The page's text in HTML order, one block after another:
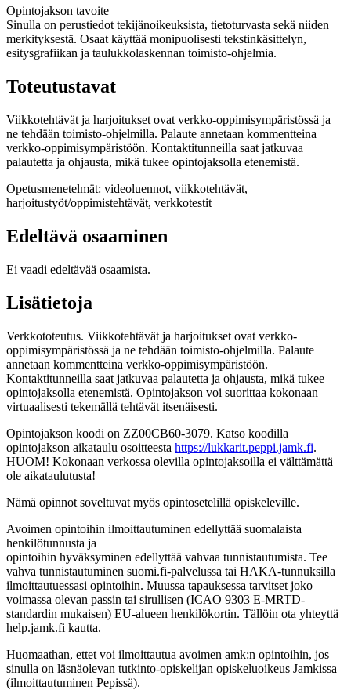
Opintojakson tavoite
Sinulla on perustiedot tekijänoikeuksista, tietoturvasta sekä niiden
merkityksestä. Osaat käyttää monipuolisesti tekstinkäsittelyn,
esitysgrafiikan ja taulukkolaskennan toimisto-ohjelmia.
Toteutustavat
Viikkotehtävät ja harjoitukset ovat verkko-oppimisympäristössä ja
ne tehdään toimisto-ohjelmilla. Palaute annetaan kommentteina
verkko-oppimisympäristöön. Kontaktitunneilla saat jatkuvaa
palautetta ja ohjausta, mikä tukee opintojaksolla etenemistä.
Opetusmenetelmät: videoluennot, viikkotehtävät,
harjoitustyöt/oppimistehtävät, verkkotestit
Edeltävä osaaminen
Ei vaadi edeltävää osaamista.
Lisätietoja
Verkkototeutus. Viikkotehtävät ja harjoitukset ovat verkko-
oppimisympäristössä ja ne tehdään toimisto-ohjelmilla. Palaute
annetaan kommentteina verkko-oppimisympäristöön.
Kontaktitunneilla saat jatkuvaa palautetta ja ohjausta, mikä tukee
opintojaksolla etenemistä. Opintojakson voi suorittaa kokonaan
virtuaalisesti tekemällä tehtävät itsenäisesti.
Opintojakson koodi on ZZ00CB60-3079. Katso koodilla
opintojakson aikataulu osoitteesta https://lukkarit.peppi.jamk.fi.
HUOM! Kokonaan verkossa olevilla opintojaksoilla ei välttämättä
ole aikataulutusta!
Nämä opinnot soveltuvat myös opintosetelillä opiskeleville.
Avoimen opintoihin ilmoittautuminen edellyttää suomalaista
henkilötunnusta ja
opintoihin hyväksyminen edellyttää vahvaa tunnistautumista. Tee
vahva tunnistautuminen suomi.fi-palvelussa tai HAKA-tunnuksilla
ilmoittautuessasi opintoihin. Muussa tapauksessa tarvitset joko
voimassa olevan passin tai sirullisen (ICAO 9303 E-MRTD-
standardin mukaisen) EU-alueen henkilökortin. Tällöin ota yhteyttä
help.jamk.fi kautta.
Huomaathan, ettet voi ilmoittautua avoimen amk:n opintoihin, jos
sinulla on läsnäolevan tutkinto-opiskelijan opiskeluoikeus Jamkissa
(ilmoittautuminen Pepissä).